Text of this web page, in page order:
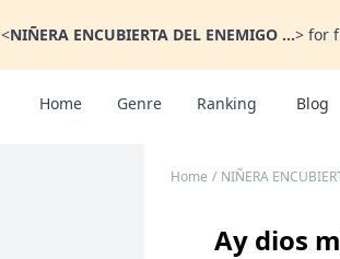
<NIÑERA ENCUBIERTA DEL ENEMIGO ...> for
Home Genre Ranking Blog
Home / NIÑERA
Ay dios